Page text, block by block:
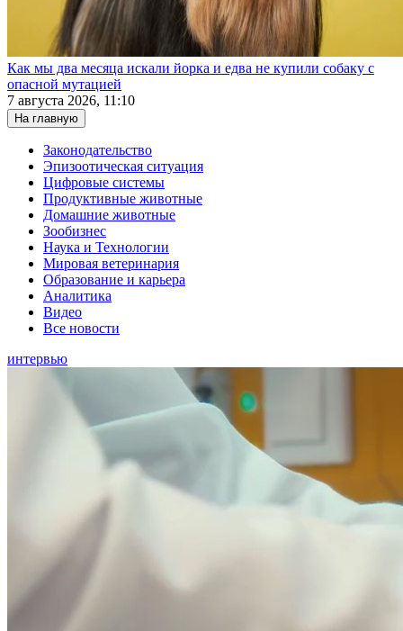
Как мы два месяца искали йорка и едва не купили собаку с
опасной мутацией
7 августа 2026, 11:10
На главную
Законодательство
Эпизоотическая ситуация
Цифровые системы
Продуктивные животные
Домашние животные
Зообизнес
Наука и Технологии
Мировая ветеринария
Образование и карьера
Аналитика
Видео
Все новости
интервью